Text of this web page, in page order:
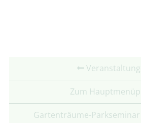
Zum
Gartenträume-